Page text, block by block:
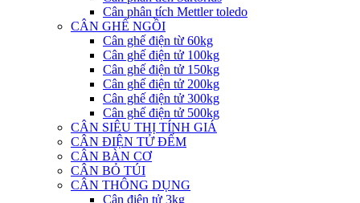
Cân phân tích Mettler toledo
CÂN GHẾ NGỒI
Cân ghế điện từ 60kg
Cân ghế điện tử 100kg
Cân ghế điện tử 150kg
Cân ghế điện tử 200kg
Cân ghế điện tử 300kg
Cân ghế điện tử 500kg
CÂN SIÊU THỊ TÍNH GIÁ
CÂN ĐIỆN TỬ ĐẾM
CÂN BÀN CƠ
CÂN BỎ TÚI
CÂN THÔNG DỤNG
Cân điện tử 3kg